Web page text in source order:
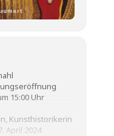
15:00 Uhr
Kunsthistorikerin
April 2024